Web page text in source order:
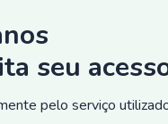
seu
pelo serviço